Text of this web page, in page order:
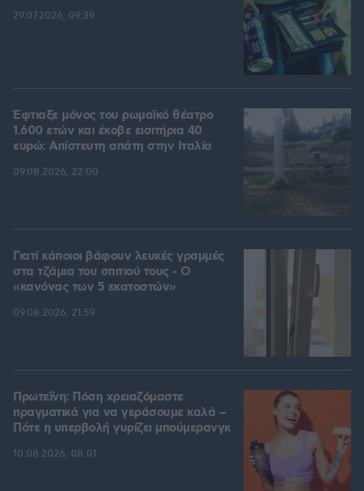
29.07.2026, 09:39
Έφτιαξε μόνος του ρωμαϊκό θέατρο
1.600 ετών και έκοβε εισιτήρια 40
ευρώ: Απίστευτη απάτη στην Ιταλία
09.08.2026, 22:00
Γιατί κάποιοι βάφουν λευκές γραμμές
στα τζάμια του σπιτιού τους - Ο
«κανόνας των 5 εκατοστών»
09.08.2026, 21:59
Πρωτεΐνη: Πόση χρειαζόμαστε
πραγματικά για να γεράσουμε καλά –
Πότε η υπερβολή γυρίζει μπούμερανγκ
10.08.2026, 08:01